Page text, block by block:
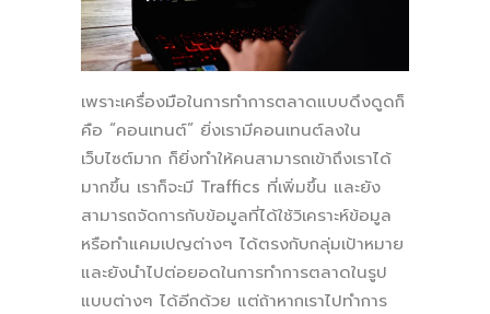
เพราะเครื่องมือในการทำการตลาดแบบดึงดูดก็
คือ “คอนเทนต์” ยิ่งเรามีคอนเทนต์ลงใน
เว็บไซต์มาก ก็ยิ่งทำให้คนสามารถเข้าถึงเราได้
มากขึ้น เราก็จะมี Traffics ที่เพิ่มขึ้น และยัง
สามารถจัดการกับข้อมูลที่ได้ใช้วิเคราะห์ข้อมูล
หรือทำแคมเปญต่างๆ ได้ตรงกับกลุ่มเป้าหมาย
และยังนำไปต่อยอดในการทำการตลาดในรูป
แบบต่างๆ ได้อีกด้วย แต่ถ้าหากเราไปทำการ